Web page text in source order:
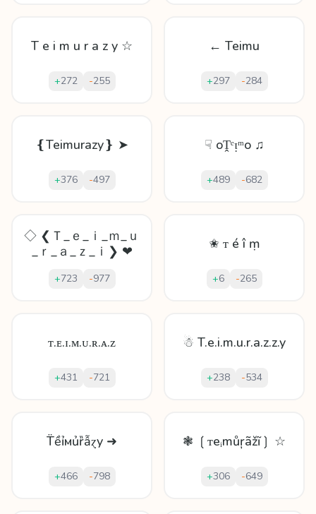
T e i m u r a z y ☆
+272 -255
← Teimu
+297 -284
❴Teimurazy❵ ➤
+376 -497
☟ oṰᵉᴉᵐo ♫
+489 -682
◇ ❮Ｔ_ｅ_ｉ_ｍ_ｕ
_ｒ_ａ_ｚ_ｉ❯ ❤
+723 -977
✬ ᴛ é î ṃ
+6 -265
ᴛ.ᴇ.ɪ.ᴍ.ᴜ.ʀ.ᴀ.ᴢ
+431 -721
☃ T.e.i.m.u.r.a.z.z.y
+238 -534
T̈ềỉмủȑẫɀy ➜
+466 -798
❃ ❲ᴛeᵢmůŗãžĩ❳ ☆
+306 -649